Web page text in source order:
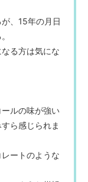
、15年の月日
る方は気にな
ルの味が強い
ら感じられま
ートのような